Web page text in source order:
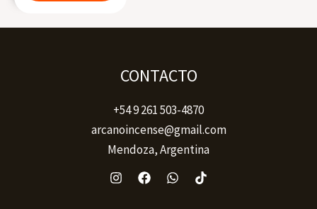
página
CONTACTO
+54 9 261 503-4870
arcanoincense@gmail.com
Mendoza, Argentina